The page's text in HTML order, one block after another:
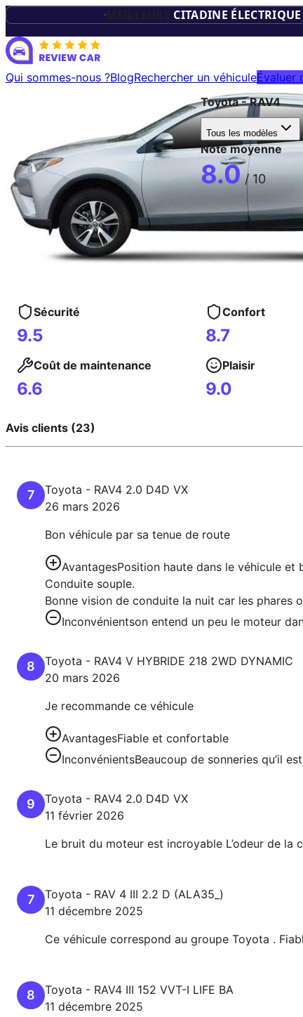
TROPHÉES
MEILLEURE CITADINE ÉLECTRIQUE
Qui sommes-nous ?BlogRechercher un véhiculeÉvaluer
Toyota-RAV4
Tous les modèles
Note moyenne
8.0 / 10
Sécurité
9.5
Confort
8.7
Coût de maintenance
6.6
Plaisir
9.0
Avis clients (23)
7 Toyota - RAV4 2.0 D4D VX
26 mars 2026
Bon véhicule par sa tenue de route
AvantagesPosition haute dans le véhicule et
Conduite souple.
Bonne vision de conduite la nuit car les phares
Inconvénientson entend un peu le moteur
8 Toyota - RAV4 V HYBRIDE 218 2WD DYNAMIC
20 mars 2026
Je recommande ce véhicule
AvantagesFiable et confortable
InconvénientsBeaucoup de sonneries qu’il
9 Toyota - RAV4 2.0 D4D VX
11 février 2026
Le bruit du moteur est incroyable L’odeur de
7 Toyota - RAV 4 III 2.2 D (ALA35_)
11 décembre 2025
Ce véhicule correspond au groupe Toyota .
8 Toyota - RAV4 III 152 VVT-I LIFE BA
11 décembre 2025